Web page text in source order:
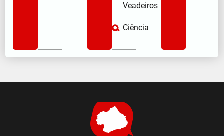
Veadeiros
Ciência